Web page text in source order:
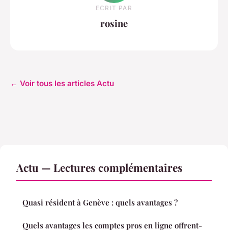
ECRIT PAR
rosine
← Voir tous les articles Actu
Actu — Lectures complémentaires
Quasi résident à Genève : quels avantages ?
Quels avantages les comptes pros en ligne offrent-